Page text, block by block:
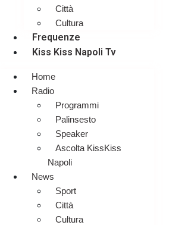
Città
Cultura
Frequenze
Kiss Kiss Napoli Tv
Home
Radio
Programmi
Palinsesto
Speaker
Ascolta KissKiss
Napoli
News
Sport
Città
Cultura